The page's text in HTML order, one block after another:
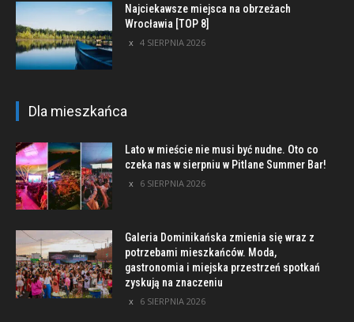
Najciekawsze miejsca na obrzeżach
Wrocławia [TOP 8]
4 SIERPNIA 2026
Dla mieszkańca
Lato w mieście nie musi być nudne. Oto co
czeka nas w sierpniu w Pitlane Summer Bar!
6 SIERPNIA 2026
Galeria Dominikańska zmienia się wraz z
potrzebami mieszkańców. Moda,
gastronomia i miejska przestrzeń spotkań
zyskują na znaczeniu
6 SIERPNIA 2026